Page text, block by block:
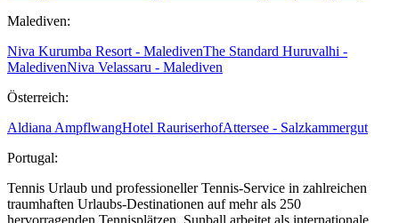
Malediven:
Niva Kurumba Resort - MaledivenThe Standard Huruvalhi -
MaledivenNiva Velassaru - Malediven
Österreich:
Aldiana AmpflwangHotel RauriserhofAttersee - Salzkammergut
Portugal:
Tennis Urlaub und professioneller Tennis-Service in zahlreichen
traumhaften Urlaubs-Destinationen auf mehr als 250